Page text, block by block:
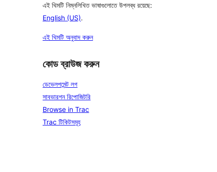
এই থিমটি নিম্নলিখিত ভাষাগুলোতে উপলব্ধ রয়েছে:
English (US).
এই থিমটি অনুবাদ করুন
কোড ব্রাউজ করুন
ডেভেলপমেন্ট লগ
সাবভারশন রিপোজিটরি
Browse in Trac
Trac টিকিটসমূহ